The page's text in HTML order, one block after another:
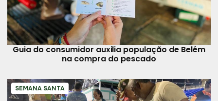
Guia do consumidor auxilia população de Belém
na compra do pescado
SEMANA SANTA